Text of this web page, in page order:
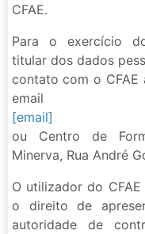
CFAE.
Para o exercício
titular dos dados
contato com o CFAE
email
[email]
ou Centro de
Minerva, Rua André
O utilizador do
o direito de
autoridade de